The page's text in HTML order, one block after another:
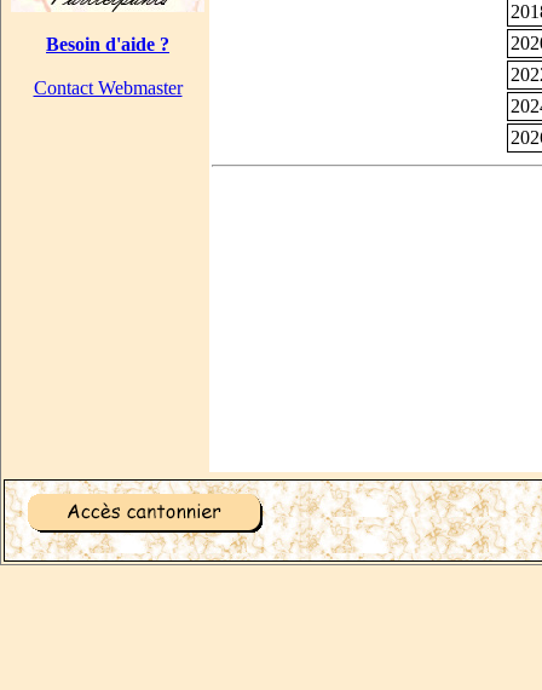
Besoin d'aide ?
Contact Webmaster